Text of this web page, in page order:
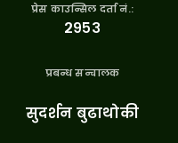
प्रेस काउन्सिल दर्ता नं.:
२९५३
प्रबन्ध सन्चालक
सुदर्शन बुढाथोकी